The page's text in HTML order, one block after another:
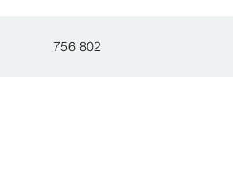
756 802